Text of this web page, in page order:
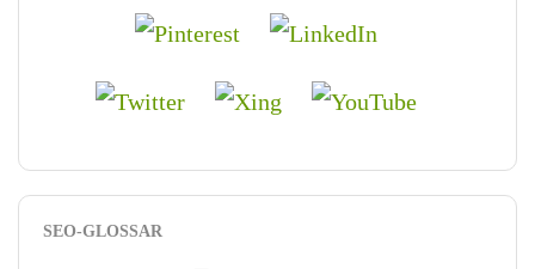
SEO-GLOSSAR